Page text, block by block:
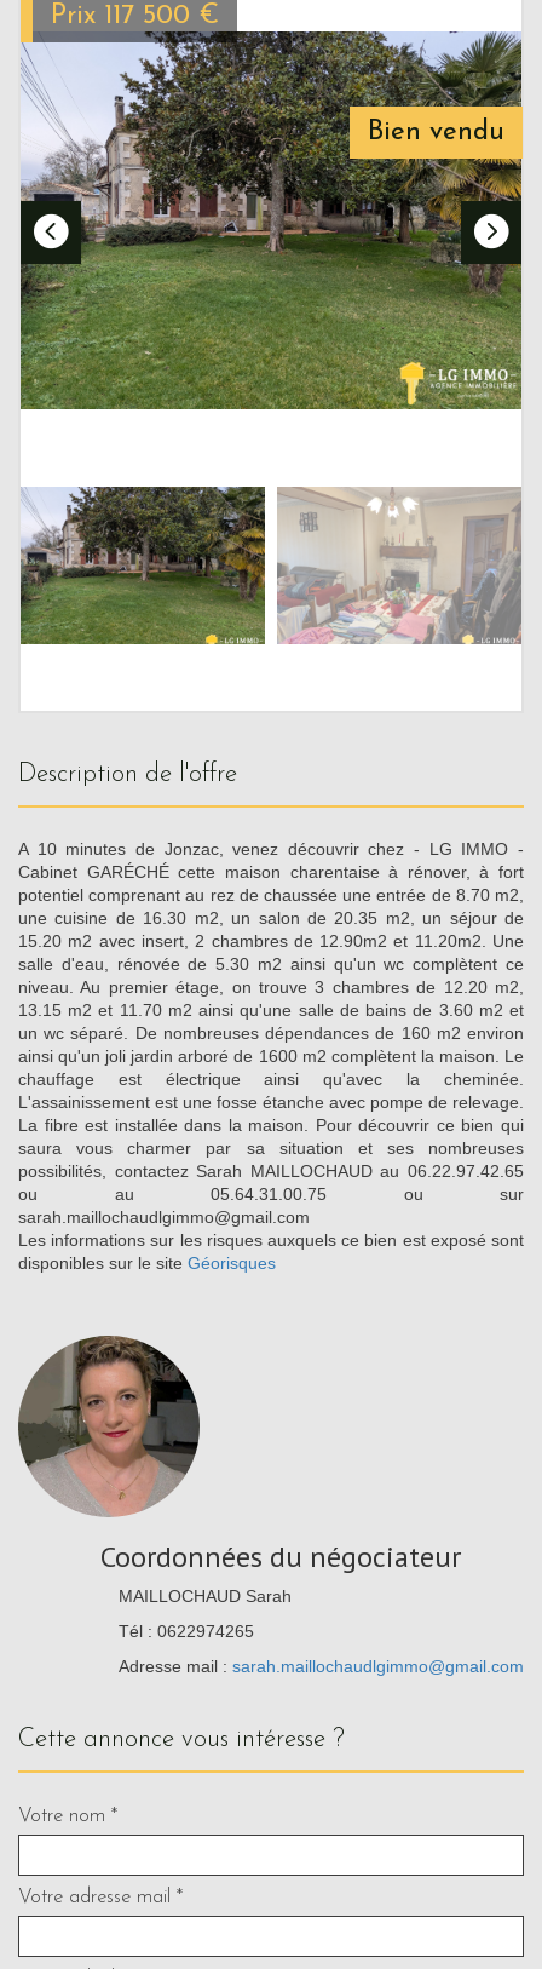
Bien vendu
Prix 117 500 €
description de l'offre
A 10 minutes de Jonzac, venez découvrir chez - LG IMMO -
Cabinet GARÉCHÉ cette maison charentaise à rénover, à fort
potentiel comprenant au rez de chaussée une entrée de 8.70 m2,
une cuisine de 16.30 m2, un salon de 20.35 m2, un séjour de
15.20 m2 avec insert, 2 chambres de 12.90m2 et 11.20m2. Une
salle d'eau, rénovée de 5.30 m2 ainsi qu'un wc complètent ce
niveau. Au premier étage, on trouve 3 chambres de 12.20 m2,
13.15 m2 et 11.70 m2 ainsi qu'une salle de bains de 3.60 m2 et
un wc séparé. De nombreuses dépendances de 160 m2 environ
ainsi qu'un joli jardin arboré de 1600 m2 complètent la maison. Le
chauffage est électrique ainsi qu'avec la cheminée.
L'assainissement est une fosse étanche avec pompe de relevage.
La fibre est installée dans la maison. Pour découvrir ce bien qui
saura vous charmer par sa situation et ses nombreuses
possibilités, contactez Sarah MAILLOCHAUD au 06.22.97.42.65
ou au 05.64.31.00.75 ou sur
sarah.maillochaudlgimmo@gmail.com
Les informations sur les risques auxquels ce bien est exposé sont
disponibles sur le site Géorisques
Coordonnées du négociateur
MAILLOCHAUD Sarah
Tél : 0622974265
Adresse mail : sarah.maillochaudlgimmo@gmail.com
cette annonce vous intéresse ?
Votre nom *
Votre adresse mail *